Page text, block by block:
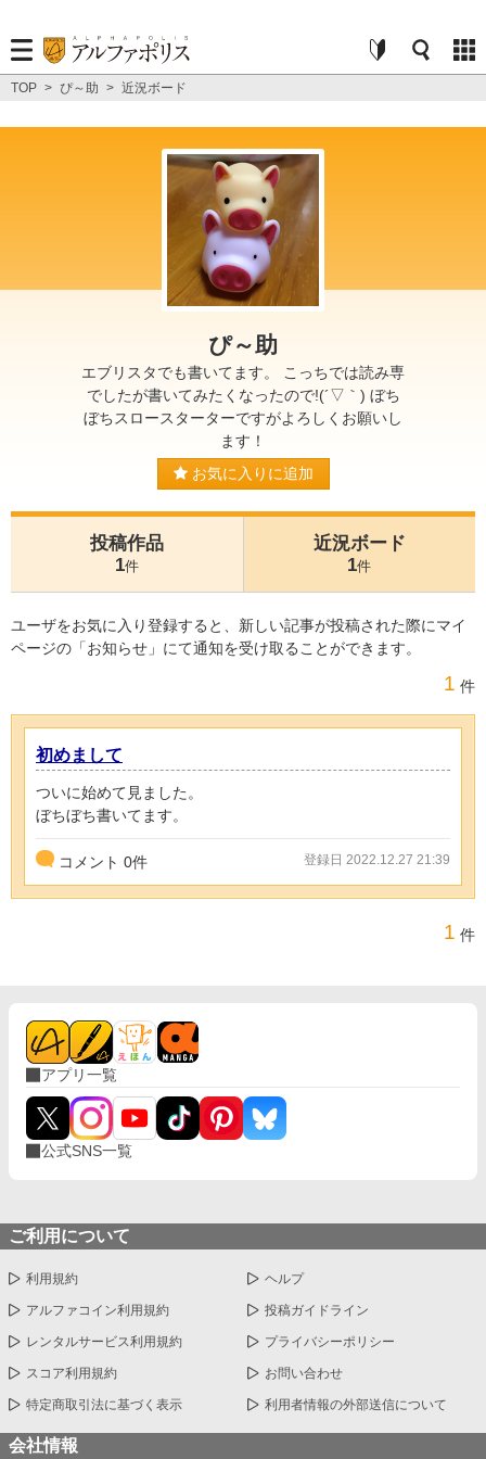
TOP > ぴ～助 > 近況ボード
ぴ～助
エブリスタでも書いてます。 こっちでは読み専
でしたが書いてみたくなったので!(´▽｀) ぼち
ぼちスロースターターですがよろしくお願いし
ます！
お気に入りに追加
投稿作品
1件
近況ボード
1件
ユーザをお気に入り登録すると、新しい記事が投稿された際にマイ
ページの「お知らせ」にて通知を受け取ることができます。
1 件
初めまして
ついに始めて見ました。
ぼちぼち書いてます。
コメント 0件 登録日 2022.12.27 21:39
1 件
アプリ一覧
公式SNS一覧
ご利用について
利用規約 ヘルプ
アルファコイン利用規約 投稿ガイドライン
レンタルサービス利用規約 プライバシーポリシー
スコア利用規約 お問い合わせ
特定商取引法に基づく表示 利用者情報の外部送信について
会社情報